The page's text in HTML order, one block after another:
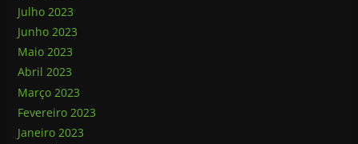
Julho 2023
Junho 2023
Maio 2023
Abril 2023
Março 2023
Fevereiro 2023
Janeiro 2023